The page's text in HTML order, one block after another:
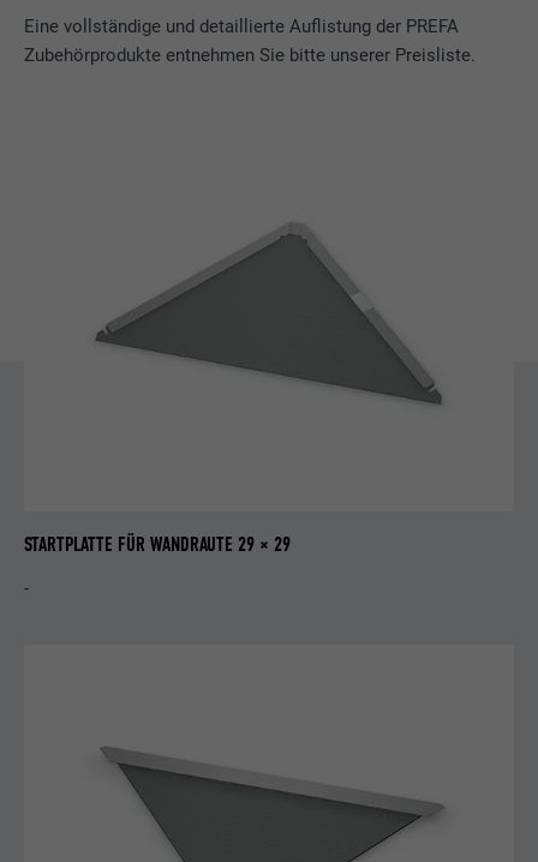
Eine vollständige und detaillierte Auflistung der PREFA
Zubehörprodukte entnehmen Sie bitte unserer Preisliste.
STARTPLATTE FÜR WANDRAUTE 29 × 29
-